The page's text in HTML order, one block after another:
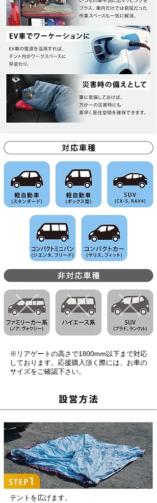
※リアゲートの高さで1800mm以下まで対応
しております。応援購入頂く際には、お車の
サイズをご確認下さい。
テントを広げます。